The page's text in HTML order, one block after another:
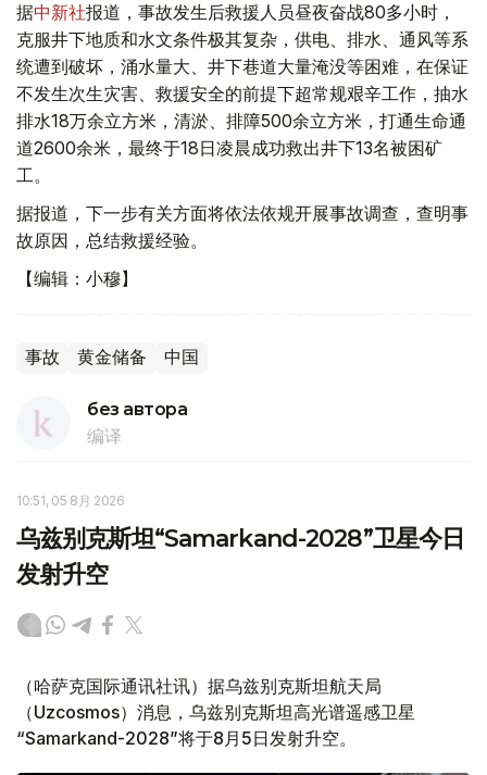
据中新社报道，事故发生后救援人员昼夜奋战80多小时，
克服井下地质和水文条件极其复杂，供电、排水、通风等系
统遭到破坏，涌水量大、井下巷道大量淹没等困难，在保证
不发生次生灾害、救援安全的前提下超常规艰辛工作，抽水
排水18万余立方米，清淤、排障500余立方米，打通生命通
道2600余米，最终于18日凌晨成功救出井下13名被困矿
工。
据报道，下一步有关方面将依法依规开展事故调查，查明事
故原因，总结救援经验。
【编辑：小穆】
事故 黄金储备 中国
без автора
编译
10:51, 05 8月 2026
乌兹别克斯坦“Samarkand-2028”卫星今日
发射升空
（哈萨克国际通讯社讯）据乌兹别克斯坦航天局
（Uzcosmos）消息，乌兹别克斯坦高光谱遥感卫星
“Samarkand-2028”将于8月5日发射升空。